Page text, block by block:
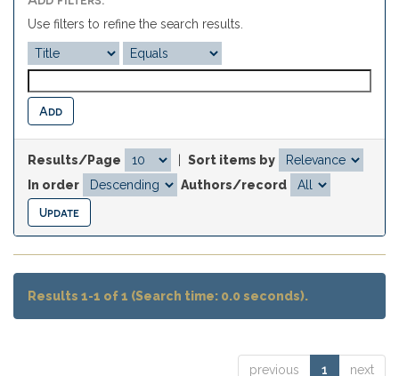
Use filters to refine the search results.
Results/Page
Sort items by
In order
Authors/record
Results 1-1 of 1 (Search time: 0.0 seconds).
previous 1 next